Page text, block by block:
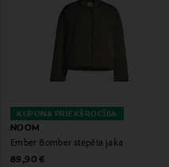
KUPONA PRIEKŠROCĪBA
NOOM
Ember Bomber stepēta jaka
Original Price
89,90 €